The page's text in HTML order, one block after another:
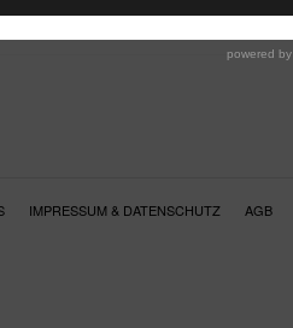
IMPRESSUM & DATENSCHUTZ AGB